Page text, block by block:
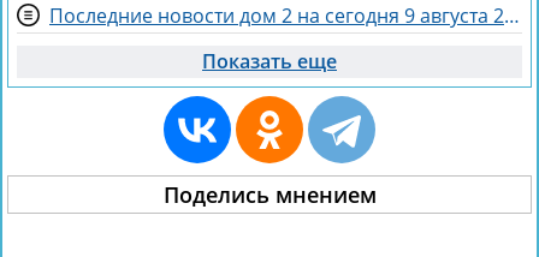
Последние новости дом 2 на сегодня 9 августа 2026
Показать еще
Поделись мнением